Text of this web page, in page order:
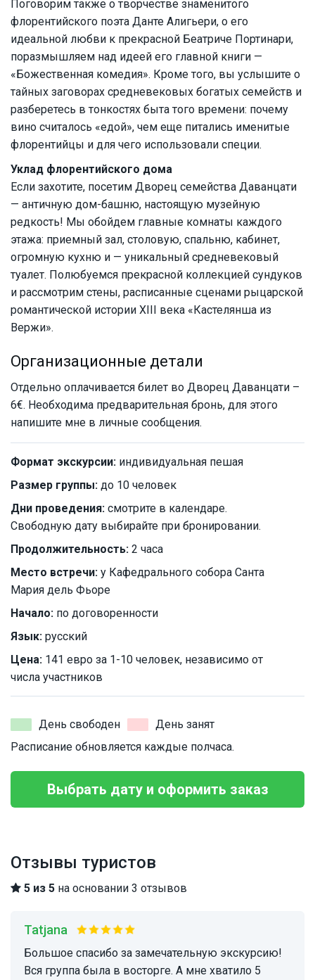
Поговорим также о творчестве знаменитого
флорентийского поэта Данте Алигьери, о его
идеальной любви к прекрасной Беатриче Портинари,
поразмышляем над идеей его главной книги —
«Божественная комедия». Кроме того, вы услышите о
тайных заговорах средневековых богатых семейств и
разберетесь в тонкостях быта того времени: почему
вино считалось «едой», чем еще питались именитые
флорентийцы и для чего использовали специи.
Уклад флорентийского дома
Если захотите, посетим Дворец семейства Даванцати
— античную дом-башню, настоящую музейную
редкость! Мы обойдем главные комнаты каждого
этажа: приемный зал, столовую, спальню, кабинет,
огромную кухню и — уникальный средневековый
туалет. Полюбуемся прекрасной коллекцией сундуков
и рассмотрим стены, расписанные сценами рыцарской
романтической истории XIII века «Кастелянша из
Вержи».
Организационные детали
Отдельно оплачивается билет во Дворец Даванцати –
6€. Необходима предварительная бронь, для этого
напишите мне в личные сообщения.
Формат экскурсии: индивидуальная пешая
Размер группы: до 10 человек
Дни проведения: смотрите в календаре.
Свободную дату выбирайте при бронировании.
Продолжительность: 2 часа
Место встречи: у Кафедрального собора Санта
Мария дель Фьоре
Начало: по договоренности
Язык: русский
Цена: 141 евро за 1-10 человек, независимо от
числа участников
День свободен
День занят
Расписание обновляется каждые полчаса.
Выбрать дату и оформить заказ
Отзывы туристов
5 из 5 на основании 3 отзывов
Tatjana
Большое спасибо за замечательную экскурсию!
Вся группа была в восторге. А мне хватило 5